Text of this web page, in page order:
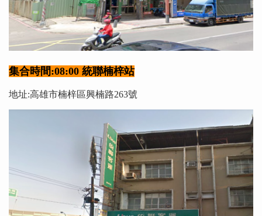
集合時間:08:00 統聯楠梓站
地址:高雄市楠梓區興楠路263號